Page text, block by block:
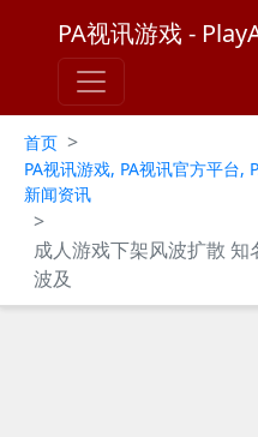
PA视讯游戏 -
首页 >
PA视讯游戏, PA视讯官方平台,
新闻资讯
>
成人游戏下架风波扩散
波及